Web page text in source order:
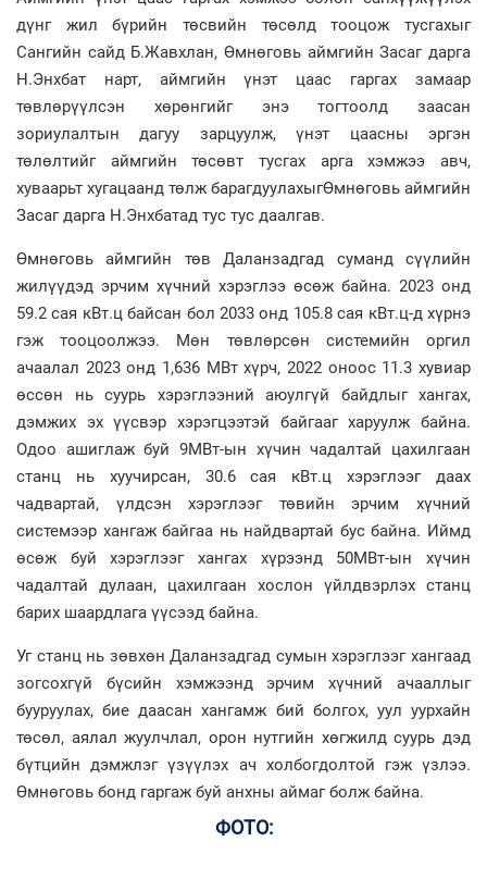
дүнг жил бүрийн төсвийн төсөлд тооцож тусгахыг
Сангийн сайд Б.Жавхлан, Өмнөговь аймгийн Засаг дарга
Н.Энхбат нарт, аймгийн үнэт цаас гаргах замаар
төвлөрүүлсэн хөрөнгийг энэ тогтоолд заасан
зориулалтын дагуу зарцуулж, үнэт цаасны эргэн
төлөлтийг аймгийн төсөвт тусгах арга хэмжээ авч,
хуваарьт хугацаанд төлж барагдуулахыгӨмнөговь аймгийн
Засаг дарга Н.Энхбатад тус тус даалгав.
Өмнөговь аймгийн төв Даланзадгад суманд сүүлийн
жилүүдэд эрчим хүчний хэрэглээ өсөж байна. 2023 онд
59.2 сая кВт.ц байсан бол 2033 онд 105.8 сая кВт.ц-д хүрнэ
гэж тооцоолжээ. Мөн төвлөрсөн системийн оргил
ачаалал 2023 онд 1,636 МВт хүрч, 2022 оноос 11.3 хувиар
өссөн нь суурь хэрэглээний аюулгүй байдлыг хангах,
дэмжих эх үүсвэр хэрэгцээтэй байгааг харуулж байна.
Одоо ашиглаж буй 9МВт-ын хүчин чадалтай цахилгаан
станц нь хуучирсан, 30.6 сая кВт.ц хэрэглээг даах
чадвартай, үлдсэн хэрэглээг төвийн эрчим хүчний
системээр хангаж байгаа нь найдвартай бус байна. Иймд
өсөж буй хэрэглээг хангах хүрээнд 50МВт-ын хүчин
чадалтай дулаан, цахилгаан хослон үйлдвэрлэх станц
барих шаардлага үүсээд байна.
Уг станц нь зөвхөн Даланзадгад сумын хэрэглээг хангаад
зогсохгүй бүсийн хэмжээнд эрчим хүчний ачааллыг
бууруулах, бие даасан хангамж бий болгох, уул уурхайн
төсөл, аялал жуулчлал, орон нутгийн хөгжилд суурь дэд
бүтцийн дэмжлэг үзүүлэх ач холбогдолтой гэж үзлээ.
Өмнөговь бонд гаргаж буй анхны аймаг болж байна.
ФОТО: